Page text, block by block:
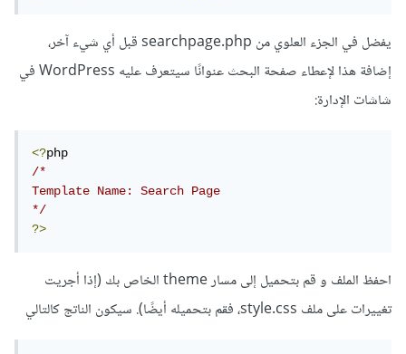
يفضل في الجزء العلوي من searchpage.php قبل أي شيء آخر،
إضافة هذا لإعطاء صفحة البحث عنوانًا سيتعرف عليه WordPress في
شاشات الإدارة:
<?
/*
Template Name: Search Page
*/
?>
احفظ الملف و قم بتحميل إلى مسار theme الخاص بك (إذا أجريت
تغييرات على ملف style.css، فقم بتحميله أيضًا). سيكون الناتج كالتالي